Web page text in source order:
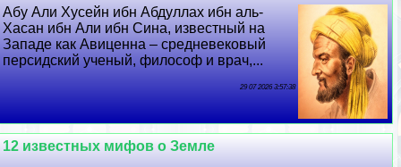
Абу Али Хусейн ибн Абдуллах ибн аль-
Хасан ибн Али ибн Сина, известный на
Западе как Авиценна – средневековый
персидский ученый, философ и врач,...
29 07 2026 3:57:38
12 известных мифов о Земле